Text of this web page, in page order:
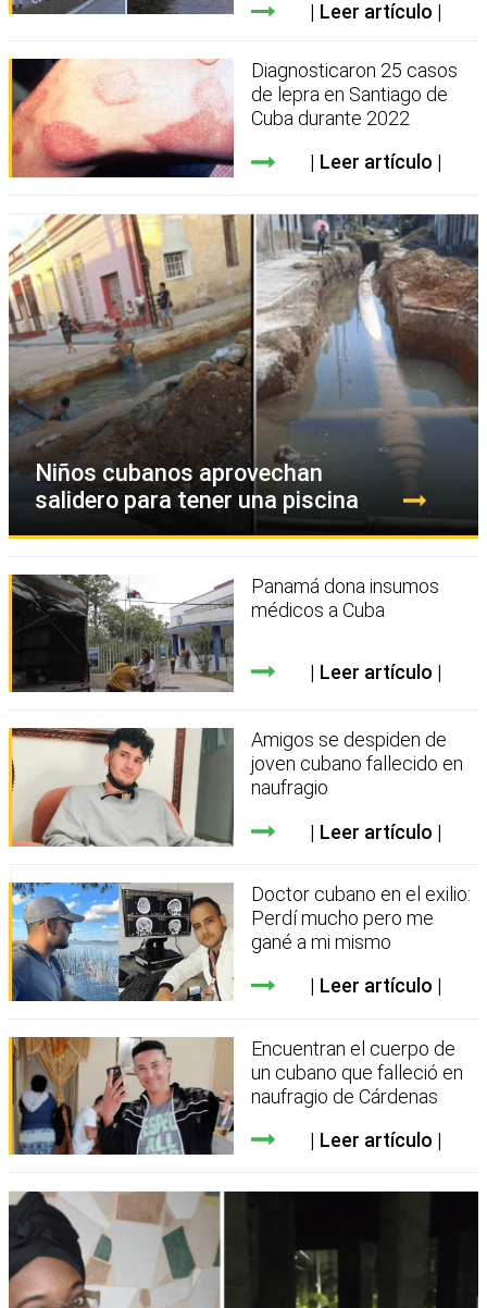
Leer artículo
Diagnosticaron 25 casos
de lepra en Santiago de
Cuba durante 2022
Leer artículo
Niños cubanos aprovechan
salidero para tener una piscina
Panamá dona insumos
médicos a Cuba
Leer artículo
Amigos se despiden de
joven cubano fallecido en
naufragio
Leer artículo
Doctor cubano en el exilio:
Perdí mucho pero me
gané a mi mismo
Leer artículo
Encuentran el cuerpo de
un cubano que falleció en
naufragio de Cárdenas
Leer artículo